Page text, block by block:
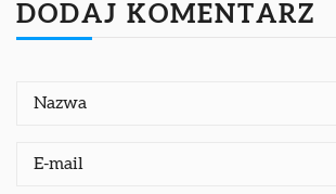
DODAJ KOMENTARZ